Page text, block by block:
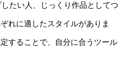
たい人、じっくり作品としてつ
れに適したスタイルがありま
することで、自分に合うツール